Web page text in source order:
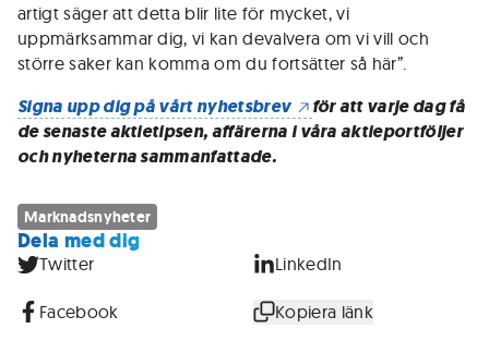
artigt säger att detta blir lite för mycket, vi
uppmärksammar dig, vi kan devalvera om vi vill och
större saker kan komma om du fortsätter så här”.
Signa upp dig på vårt nyhetsbrev
för att varje dag få
de senaste aktietipsen, affärerna i våra aktieportföljer
och nyheterna sammanfattade.
Marknadsnyheter
Dela med dig
Twitter LinkedIn
Facebook Kopiera länk